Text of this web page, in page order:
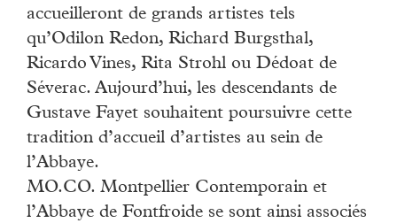
accueilleront de grands artistes tels
qu’Odilon Redon, Richard Burgsthal,
Ricardo Vines, Rita Strohl ou Dédoat de
Séverac. Aujourd’hui, les descendants de
Gustave Fayet souhaitent poursuivre cette
tradition d’accueil d’artistes au sein de
l’Abbaye.
MO.CO. Montpellier Contemporain et
l’Abbaye de Fontfroide se sont ainsi associés